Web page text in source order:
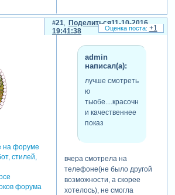
Поделиться
21
11-10-2016
19:41:38
admin
написал(а):
лучше смотреть
ю
тьюбе....красочнее
и качественнее
показ
вчера смотрела на
телефоне(не было другой
возможности, а скорее
хотелось), не смогла
+1